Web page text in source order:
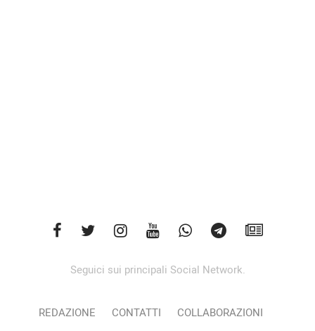
Seguici sui principali Social Network.
REDAZIONE CONTATTI COLLABORAZIONI